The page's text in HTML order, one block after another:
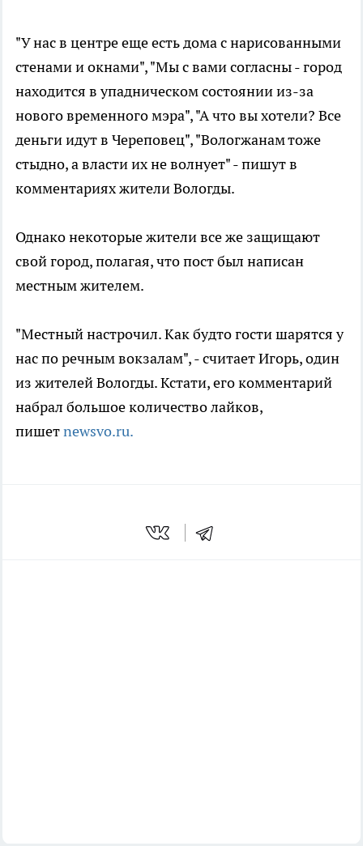
"У нас в центре еще есть дома с нарисованными
стенами и окнами", "Мы с вами согласны - город
находится в упадническом состоянии из-за
нового временного мэра", "А что вы хотели? Все
деньги идут в Череповец", "Вологжанам тоже
стыдно, а власти их не волнует" - пишут в
комментариях жители Вологды.
Однако некоторые жители все же защищают
свой город, полагая, что пост был написан
местным жителем.
"Местный настрочил. Как будто гости шарятся у
нас по речным вокзалам", - считает Игорь, один
из жителей Вологды. Кстати, его комментарий
набрал большое количество лайков,
пишетnewsvo.ru.